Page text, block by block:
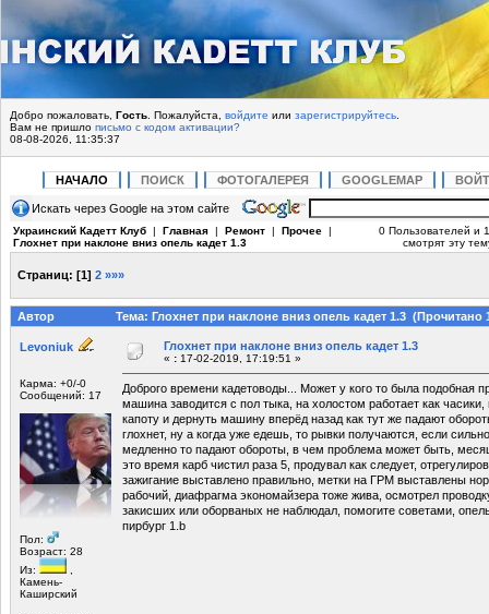
Добро пожаловать, Гость . Пожалуйста, войдите или зарегистрируйтесь
Вам не пришло письмо с кодом активации?
08-08-2026, 11:35:37
НАЧАЛО ПОИСК ФОТОГАЛЕРЕЯ GOOGLEMAP
Искать через Google на этом сайте
Украинский Кадетт Клуб | Главная | Ремонт | Прочее |
Глохнет при наклоне вниз опель кадет 1.3
0 Пользователей и 1
смотрят эту
Страниц: [1] 2 »»»
Автор Тема: Глохнет при наклоне вниз опель кадет 1.3 (Прочитано
Levoniuk
Карма: +0/-0
Сообщений: 17
Пол:
Возраст: 28
Из:
Камень-
Каширский
Глохнет при наклоне вниз опель кадет 1.3
« : 17-02-2019, 17:19:51 »
Доброго времени кадетоводы... Может у кого то была подобная
машина заводится с пол тыка, на холостом работает как часики,
капоту и дернуть машину вперёд назад как тут же падают
глохнет, ну а когда уже едешь, то рывки получаются, если
медленно то падают обороты, в чем проблема может быть,
это время карб чистил раза 5, продувал как следует,
зажигание выставлено правильно, метки на ГРМ выставлены
рабочий, диафрагма экономайзера тоже жива, осмотрел
закисших или оборваных не наблюдал, помогите советами,
пирбург 1.b